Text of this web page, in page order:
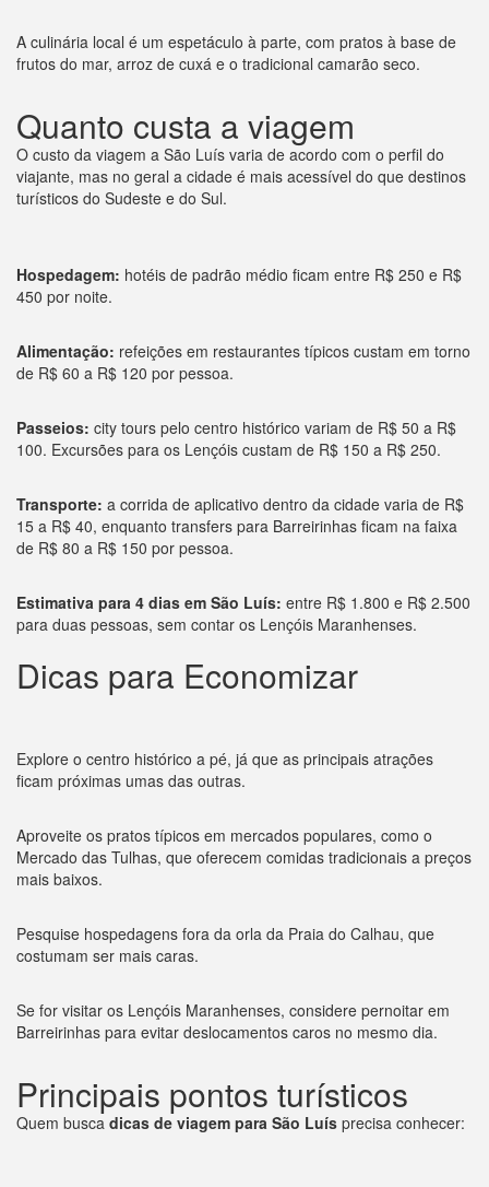
A culinária local é um espetáculo à parte, com pratos à base de
frutos do mar, arroz de cuxá e o tradicional camarão seco.
Quanto custa a viagem
O custo da viagem a São Luís varia de acordo com o perfil do
viajante, mas no geral a cidade é mais acessível do que destinos
turísticos do Sudeste e do Sul.
Hospedagem: hotéis de padrão médio ficam entre R$ 250 e R$
450 por noite.
Alimentação: refeições em restaurantes típicos custam em torno
de R$ 60 a R$ 120 por pessoa.
Passeios: city tours pelo centro histórico variam de R$ 50 a R$
100. Excursões para os Lençóis custam de R$ 150 a R$ 250.
Transporte: a corrida de aplicativo dentro da cidade varia de R$
15 a R$ 40, enquanto transfers para Barreirinhas ficam na faixa
de R$ 80 a R$ 150 por pessoa.
Estimativa para 4 dias em São Luís: entre R$ 1.800 e R$ 2.500
para duas pessoas, sem contar os Lençóis Maranhenses.
Dicas para Economizar
Explore o centro histórico a pé, já que as principais atrações
ficam próximas umas das outras.
Aproveite os pratos típicos em mercados populares, como o
Mercado das Tulhas, que oferecem comidas tradicionais a preços
mais baixos.
Pesquise hospedagens fora da orla da Praia do Calhau, que
costumam ser mais caras.
Se for visitar os Lençóis Maranhenses, considere pernoitar em
Barreirinhas para evitar deslocamentos caros no mesmo dia.
Principais pontos turísticos
Quem busca dicas de viagem para São Luís precisa conhecer: